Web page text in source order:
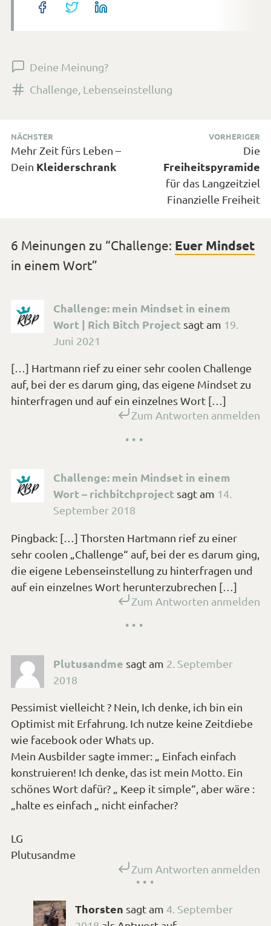
Deine Meinung?
Versehen
Tags
Challenge, Lebenseinstellung
Beitragsnavigation
NÄCHSTER
Nächster
Beitrag:
Mehr Zeit fürs Leben –
Dein Kleiderschrank
VORHERIGER
Die
Freiheitspyramide
für das Langzeitziel
Finanzielle Freiheit
6 Meinungen zu “Challenge: Euer Mindset
in einem Wort”
Challenge: mein Mindset in einem
Wort | Rich Bitch Project sagt am 19.
Juni 2021
[…] Hartmann rief zu einer sehr coolen Challenge
auf, bei der es darum ging, das eigene Mindset zu
hinterfragen und auf ein einzelnes Wort […]
Zum Antworten anmelden
Challenge: mein Mindset in einem
Wort – richbitchproject sagt am 14.
September 2018
Pingback: […] Thorsten Hartmann rief zu einer
sehr coolen „Challenge“ auf, bei der es darum ging,
die eigene Lebenseinstellung zu hinterfragen und
auf ein einzelnes Wort herunterzubrechen […]
Zum Antworten anmelden
Plutusandme sagt am 2. September
2018
Pessimist vielleicht ? Nein, Ich denke, ich bin ein
Optimist mit Erfahrung. Ich nutze keine Zeitdiebe
wie facebook oder Whats up.
Mein Ausbilder sagte immer: „ Einfach einfach
konstruieren! Ich denke, das ist mein Motto. Ein
schönes Wort dafür? „ Keep it simple“, aber wäre :
„halte es einfach „ nicht einfacher?
LG
Plutusandme
Zum Antworten anmelden
Thorsten sagtam 4. September